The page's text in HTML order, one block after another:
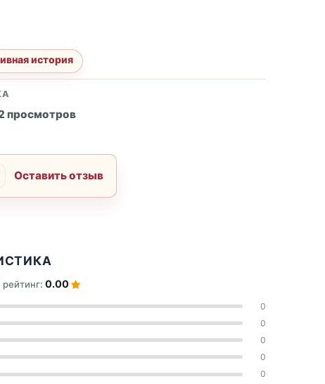
история
просмотров
Оставить отзыв
рейтинг:0.00
0
0
0
0
0